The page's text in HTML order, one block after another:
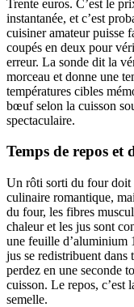
Trente euros. C’est le
instantanée, et c’est
cuisiner amateur puisse
coupés en deux pour
erreur. La sonde dit la
morceau et donne une
températures cibles
bœuf selon la cuisson
spectaculaire.
Temps de repos et
Un rôti sorti du four doit
culinaire romantique,
du four, les fibres
chaleur et les jus sont
une feuille d’aluminium
jus se redistribuent
perdez en une seconde
cuisson. Le repos, c’est
semelle.